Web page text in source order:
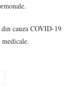
cauza COVID-19